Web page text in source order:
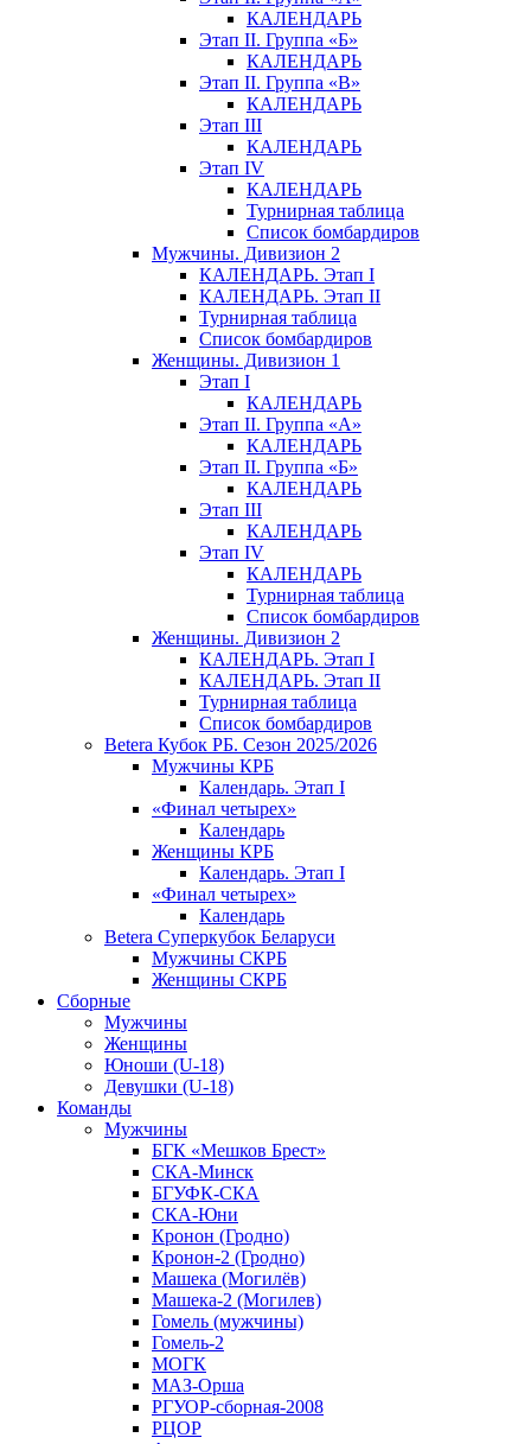
КАЛЕНДАРЬ
Этап II. Группа «Б»
КАЛЕНДАРЬ
Этап II. Группа «В»
КАЛЕНДАРЬ
Этап III
КАЛЕНДАРЬ
Этап IV
КАЛЕНДАРЬ
Турнирная таблица
Список бомбардиров
Мужчины. Дивизион 2
КАЛЕНДАРЬ. Этап I
КАЛЕНДАРЬ. Этап II
Турнирная таблица
Список бомбардиров
Женщины. Дивизион 1
Этап I
КАЛЕНДАРЬ
Этап II. Группа «А»
КАЛЕНДАРЬ
Этап II. Группа «Б»
КАЛЕНДАРЬ
Этап III
КАЛЕНДАРЬ
Этап IV
КАЛЕНДАРЬ
Турнирная таблица
Список бомбардиров
Женщины. Дивизион 2
КАЛЕНДАРЬ. Этап I
КАЛЕНДАРЬ. Этап II
Турнирная таблица
Список бомбардиров
Betera Кубок РБ. Сезон 2025/2026
Мужчины КРБ
Календарь. Этап I
«Финал четырех»
Календарь
Женщины КРБ
Календарь. Этап I
«Финал четырех»
Календарь
Betera Суперкубок Беларуси
Мужчины СКРБ
Женщины СКРБ
Сборные
Мужчины
Женщины
Юноши (U-18)
Девушки (U-18)
Команды
Мужчины
БГК «Мешков Брест»
СКА-Минск
БГУФК-СКА
СКА-Юни
Кронон (Гродно)
Кронон-2 (Гродно)
Машека (Могилёв)
Машека-2 (Могилев)
Гомель (мужчины)
Гомель-2
МОГК
МАЗ-Орша
РГУОР-сборная-2008
РЦОР